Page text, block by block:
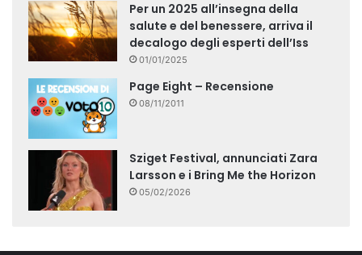
Per un 2025 all’insegna della
salute e del benessere, arriva il
decalogo degli esperti dell’Iss
01/01/2025
Page Eight – Recensione
08/11/2011
Sziget Festival, annunciati Zara
Larsson e i Bring Me the Horizon
05/02/2026